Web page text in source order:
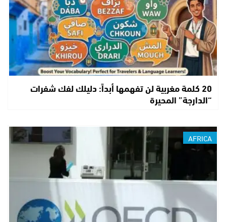
20 كلمة مغربية لن تفهمها أبداً: دليلك لفك شفرات
“الدارجة” المحيرة
AFRICA